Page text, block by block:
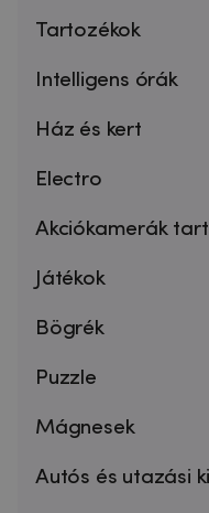
Tartozékok
Intelligens órák
Ház és kert
Electro
Akciókamerák
Játékok
Bögrék
Puzzle
Mágnesek
Autós és utazási